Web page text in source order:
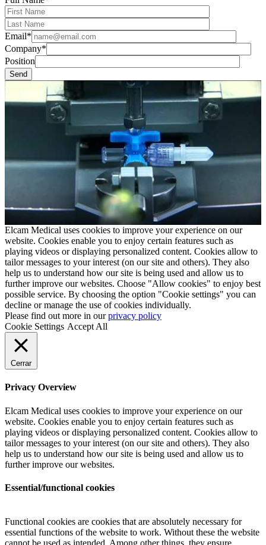
Email*
Company*
Position
Elcam Medical uses cookies to improve your experience on our
website. Cookies enable you to enjoy certain features such as
playing videos or displaying personalized content. Cookies allow to
tailor messages to your interest (on our site and others). They also
help us to understand how our site is being used and allow us to
further improve our websites. Choose "Allow cookies" to enjoy best
possible service. By choosing the option "Cookie settings" you can
decline or manage the use of cookies individually.
Please find out more in ourprivacy policy
Cookie Settings Accept All
Cerrar
Privacy Overview
Elcam Medical uses cookies to improve your experience on our
website. Cookies enable you to enjoy certain features such as
playing videos or displaying personalized content. Cookies allow to
tailor messages to your interest (on our site and others). They also
help us to understand how our site is being used and allow us to
further improve our websites.
Essential/functional cookies
Functional cookies are cookies that are absolutely necessary for
essential functions of the website to work. Without these the website